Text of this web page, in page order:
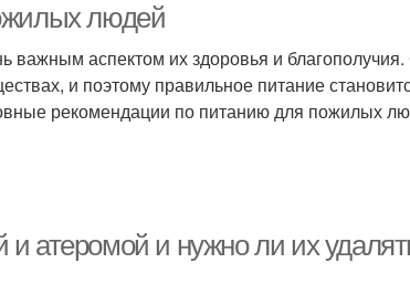
людей
аспектом их здоровья и
и поэтому правильное питание
рекомендации по питанию для пожилых
атеромой и нужно ли их